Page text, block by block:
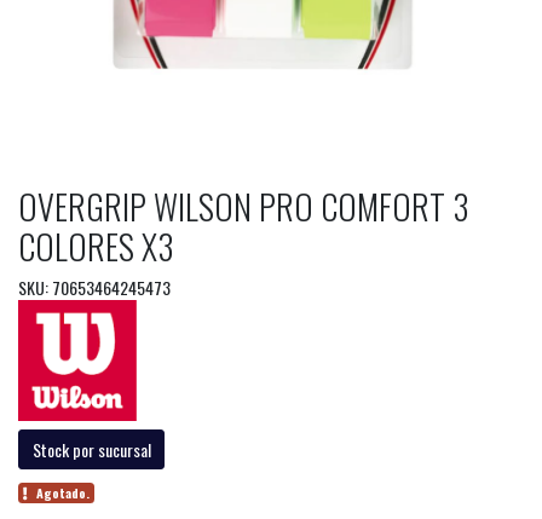
OVERGRIP WILSON PRO COMFORT 3
COLORES X3
SKU: 70653464245473
Stock por sucursal
Agotado.